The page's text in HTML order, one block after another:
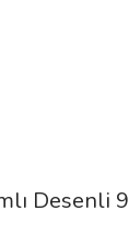
Desenli